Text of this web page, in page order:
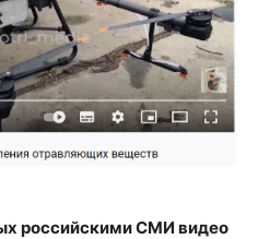
российскими СМИ видео